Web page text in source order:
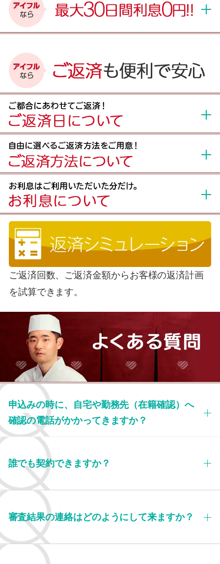
ご返済回数、ご返済金額からお客様の返済計画
を試算できます。
申込みの時に、自宅や勤務先（在籍確認）へ
確認の電話がかかってきますか？
誰でも契約できますか？
審査結果の連絡はどのようにして来ますか？